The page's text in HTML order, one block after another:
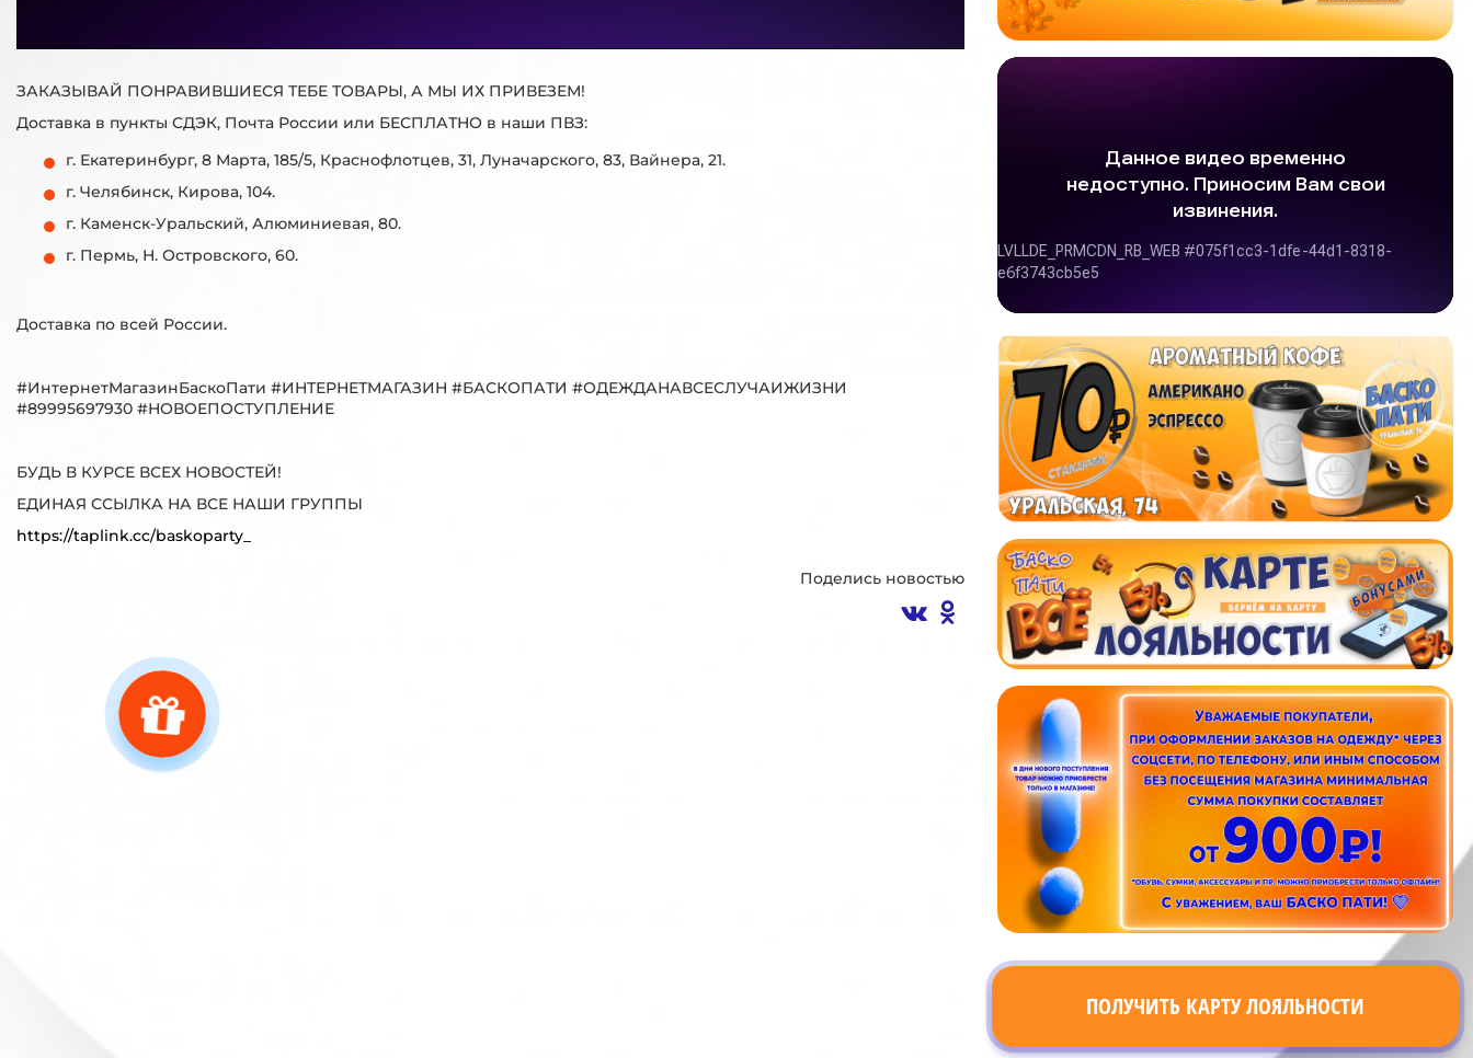
ЗАКАЗЫВАЙ ПОНРАВИВШИЕСЯ ТЕБЕ ТОВАРЫ, А МЫ ИХ ПРИВЕЗЕМ!
Доставка в пункты СДЭК, Почта России или БЕСПЛАТНО в наши ПВЗ:
г. Екатеринбург, 8 Марта, 185/5, Краснофлотцев, 31, Луначарского, 83, Вайнера, 21.
г. Челябинск, Кирова, 104.
г. Каменск-Уральский, Алюминиевая, 80.
г. Пермь, Н. Островского, 60.
Доставка по всей России.
#ИнтернетМагазинБаскоПати #ИНТЕРНЕТМАГАЗИН #БАСКОПАТИ #ОДЕЖДАНАВСЕСЛУЧАИЖИЗНИ
#89995697930 #НОВОЕПОСТУПЛЕНИЕ
БУДЬ В КУРСЕ ВСЕХ НОВОСТЕЙ!
ЕДИНАЯ ССЫЛКА НА ВСЕ НАШИ ГРУППЫ
https://taplink.cc/baskoparty_
Поделись новостью
ПОЛУЧИТЬ КАРТУ ЛОЯЛЬНОСТИ